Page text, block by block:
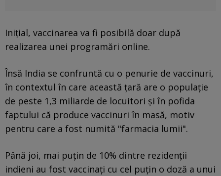
Iniţial, vaccinarea va fi posibilă doar după
realizarea unei programări online.
Însă India se confruntă cu o penurie de vaccinuri,
în contextul în care această ţară are o populaţie
de peste 1,3 miliarde de locuitori şi în pofida
faptului că produce vaccinuri în masă, motiv
pentru care a fost numită "farmacia lumii".
Până joi, mai puţin de 10% dintre rezidenţii
indieni au fost vaccinaţi cu cel puţin o doză a unui